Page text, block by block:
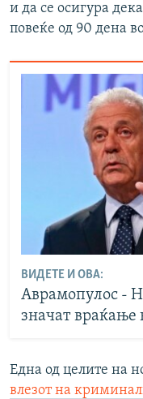
и да се осигура
повеќе од 90 дена
ВИДЕТЕ И ОВА:
Аврамопулос -
значат враќање
Една од целите на
влезот на